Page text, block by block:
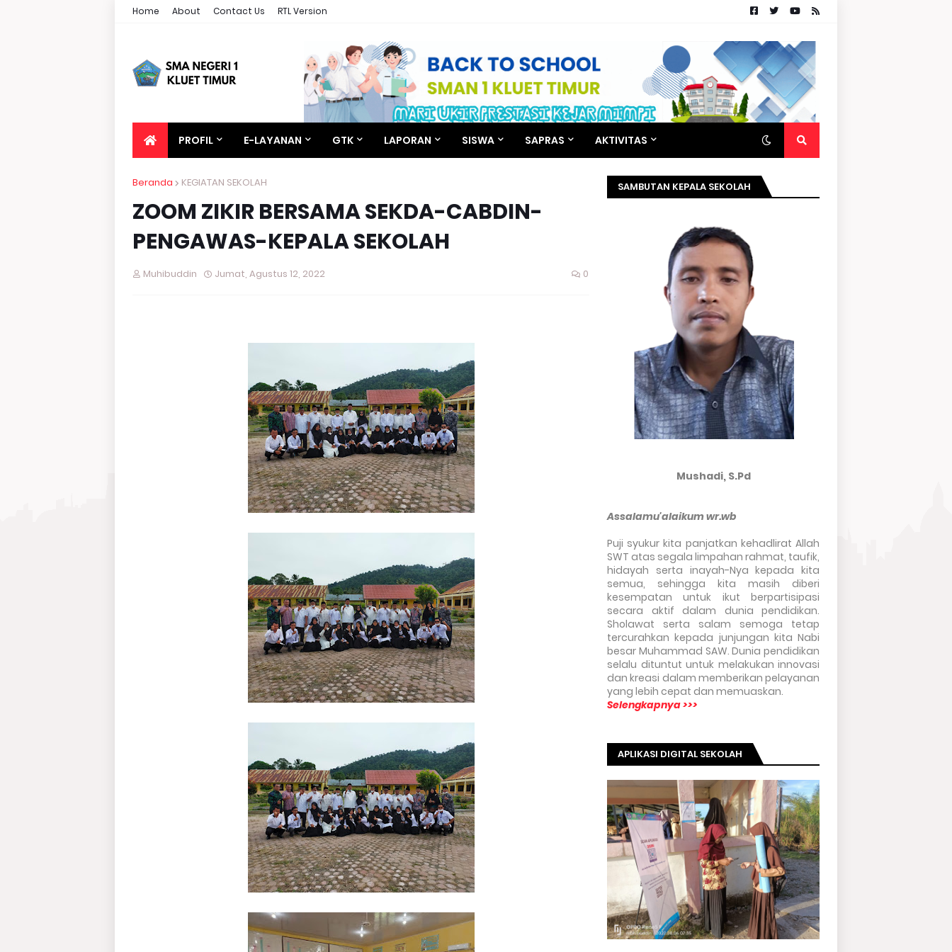
Home About Contact Us RTL Version
PROFIL E-LAYANAN GTK LAPORAN SISWA SAPRAS AKTIVITAS
Beranda KEGIATAN SEKOLAH
ZOOM ZIKIR BERSAMA SEKDA-CABDIN-
PENGAWAS-KEPALA SEKOLAH
Muhibuddin Jumat, Agustus 12, 2022 0
SAMBUTAN KEPALA SEKOLAH
Mushadi, S.Pd
Assalamu'alaikum wr.wb
Puji syukur kita panjatkan kehadlirat Allah
SWT atas segala limpahan rahmat, taufik,
hidayah serta inayah-Nya kepada kita
semua, sehingga kita masih diberi
kesempatan untuk ikut berpartisipasi
secara aktif dalam dunia pendidikan.
Sholawat serta salam semoga tetap
tercurahkan kepada junjungan kita Nabi
besar Muhammad SAW. Dunia pendidikan
selalu dituntut untuk melakukan innovasi
dan kreasi dalam memberikan pelayanan
yang lebih cepat dan memuaskan.
Selengkapnya >>>
APLIKASI DIGITAL SEKOLAH